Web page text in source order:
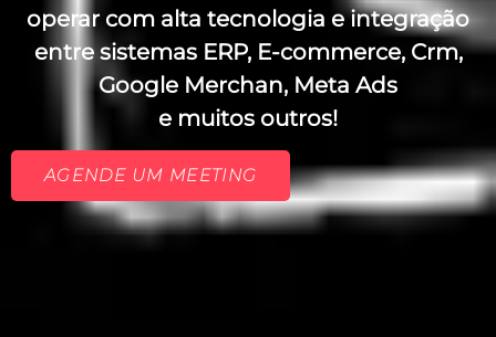
operar com alta tecnologia e integração
entre sistemas ERP, E-commerce, Crm,
Google Merchan, Meta Ads
e muitos outros!
AGENDE UM MEETING